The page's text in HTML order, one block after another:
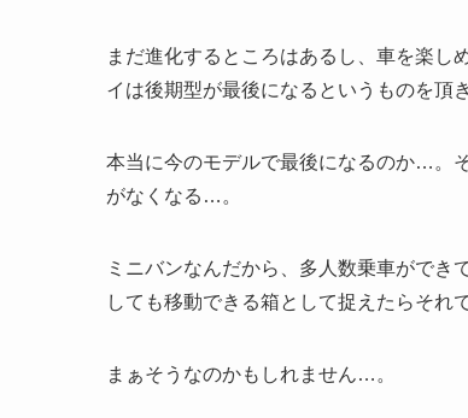
まだ進化するところはあるし、車を楽し
イは後期型が最後になるというものを頂
本当に今のモデルで最後になるのか…。
がなくなる…。
ミニバンなんだから、多人数乗車ができ
しても移動できる箱として捉えたらそれ
まぁそうなのかもしれません…。